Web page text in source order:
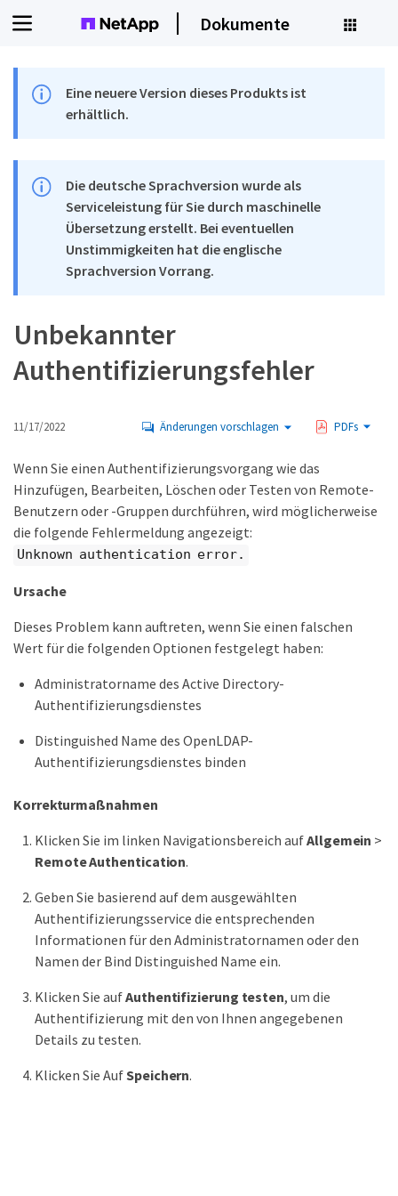
Dokumente
Eine neuere Version dieses Produkts ist
erhältlich.
Die deutsche Sprachversion wurde als
Serviceleistung für Sie durch maschinelle
Übersetzung erstellt. Bei eventuellen
Unstimmigkeiten hat die englische
Sprachversion Vorrang.
Unbekannter
Authentifizierungsfehler
11/17/2022 Änderungen vorschlagen PDFs
Wenn Sie einen Authentifizierungsvorgang wie das
Hinzufügen, Bearbeiten, Löschen oder Testen von Remote-
Benutzern oder -Gruppen durchführen, wird möglicherweise
die folgende Fehlermeldung angezeigt:
Unknown authentication error.
Ursache
Dieses Problem kann auftreten, wenn Sie einen falschen
Wert für die folgenden Optionen festgelegt haben:
Administratorname des Active Directory-
Authentifizierungsdienstes
Distinguished Name des OpenLDAP-
Authentifizierungsdienstes binden
Korrekturmaßnahmen
Klicken Sie im linken Navigationsbereich aufAllgemein >
Remote Authentication.
Geben Sie basierend auf dem ausgewählten
Authentifizierungsservice die entsprechenden
Informationen für den Administratornamen oder den
Namen der Bind Distinguished Name ein.
Klicken Sie aufAuthentifizierung testen, um die
Authentifizierung mit den von Ihnen angegebenen
Details zu testen.
Klicken Sie AufSpeichern.